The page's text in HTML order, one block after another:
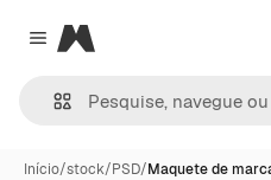
Close menu
Magnific
Início/stock/PSD/Maquete de